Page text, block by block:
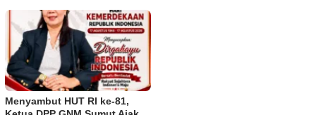
Menyambut HUT RI ke-81,